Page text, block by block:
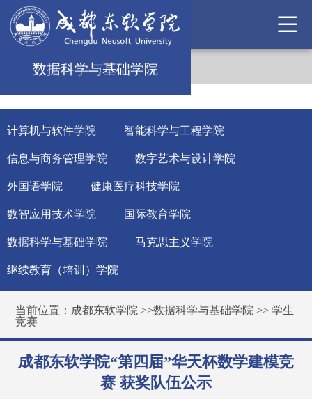
数据科学与基础学院
计算机与软件学院 智能科学与工程学院
信息与商务管理学院 数字艺术与设计学院
外国语学院 健康医疗科技学院
数智应用技术学院 国际教育学院
数据科学与基础学院 马克思主义学院
继续教育（培训）学院
当前位置： 成都东软学院 >>数据科学与基础学院 >>学生
竞赛
成都东软学院“第四届”华天杯数学建模竞
赛 获奖队伍公示